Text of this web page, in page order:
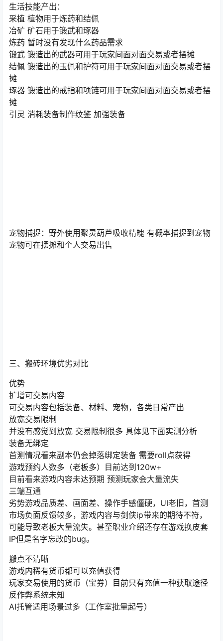
生活技能产出：
采植 植物用于炼药和结佩
冶矿 矿石用于锻武和琢器
炼药 暂时没有发现什么药品需求
锻武 锻造出的武器可用于玩家间面对面交易或者摆摊
结佩 锻造出的玉佩和护符可用于玩家间面对面交易或者摆
摊
琢器 锻造出的戒指和项链可用于玩家间面对面交易或者摆
摊
引灵 消耗装备制作纹鉴 加强装备
宠物捕捉：野外使用聚灵葫芦吸收精魄 有概率捕捉到宠物
宠物可在摆摊和个人交易出售
三、搬砖环境优劣对比
优势
扩增可交易内容
可交易内容包括装备、材料、宠物，各类日常产出
放宽交易限制
并没有感觉到放宽 交易限制很多 具体见下面实测分析
装备无绑定
首测情况看来副本仍会掉落绑定装备 需要roll点获得
游戏预约人数多（老板多）目前达到120w+
目前看来游戏内容未达预期 预测玩家会大量流失
三端互通
劣势游戏品质差、画面差、操作手感僵硬，UI老旧，首测
市场负面反馈较多，游戏内容与剑侠ip带来的期待不符，
可能导致老板大量流失。甚至职业介绍还存在游戏换皮套
IP但是名字忘改的bug。
搬点不清晰
游戏内稀有货币都可以充值获得
玩家交易使用的货币（宝券）目前只有充值一种获取途径
反作弊系统未知
AI托管适用场景过多（工作室批量起号）